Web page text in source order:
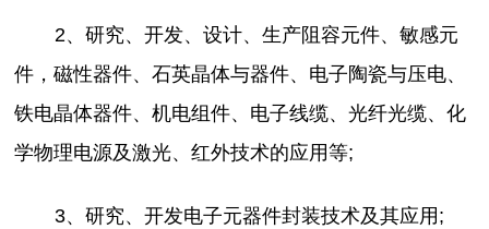
2、研究、开发、设计、生产阻容元件、敏感元
件，磁性器件、石英晶体与器件、电子陶瓷与压电、
铁电晶体器件、机电组件、电子线缆、光纤光缆、化
学物理电源及激光、红外技术的应用等;
3、研究、开发电子元器件封装技术及其应用;